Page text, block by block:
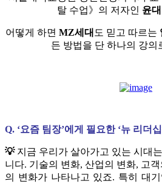
탈 수업》의 저자인 윤
어떻게 하면 MZ세대 도 믿고 따르는
든 방법을 단 하나의 강의
Q. ‘요즘 팀장’에게 필요한 ‘뉴 리더
💡 지금 우리가 살아가고 있는 시대
니다. 기술의 변화, 산업의 변화, 고
의 변화가 나타나고 있죠. 특히 대